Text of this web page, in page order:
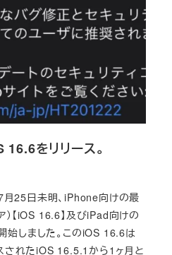
をリリース。
25日未明、iPhone向けの最
）【iOS 16.6】及びiPad向けの
始しました。このiOS 16.6は
されたiOS 16.5.1から1ヶ月と